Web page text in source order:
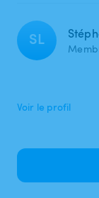
SL
Voir le profil